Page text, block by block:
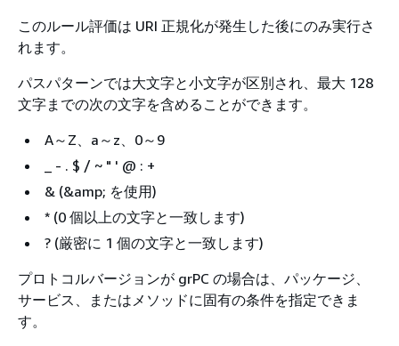
このルール評価は URI 正規化が発生した後にのみ実行さ
れます。
パスパターンでは大文字と小文字が区別され、最大 128
文字までの次の文字を含めることができます。
A～Z、a～z、0～9
_ - . $ / ~ " ' @ : +
& (&amp; を使用)
* (0 個以上の文字と一致します)
? (厳密に 1 個の文字と一致します)
プロトコルバージョンが grPC の場合は、パッケージ、
サービス、またはメソッドに固有の条件を指定できま
す。